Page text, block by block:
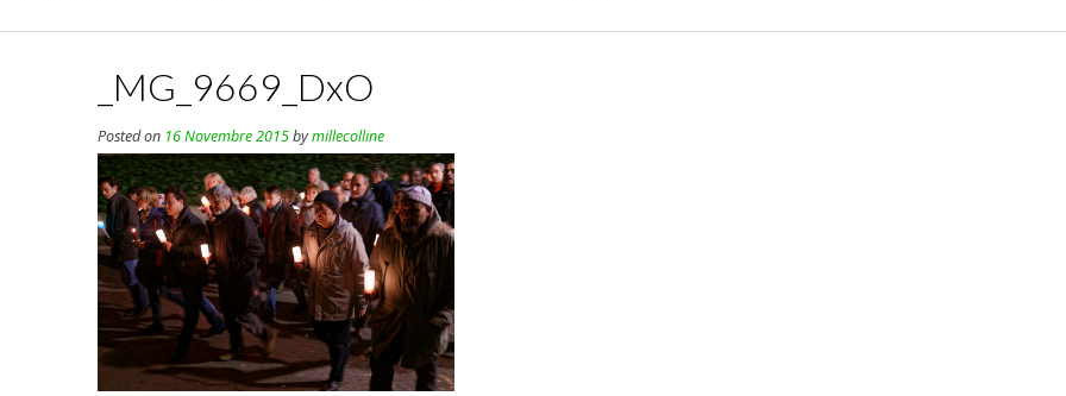
_MG_9669_DxO
Posted on 16 Novembre 2015bymillecolline